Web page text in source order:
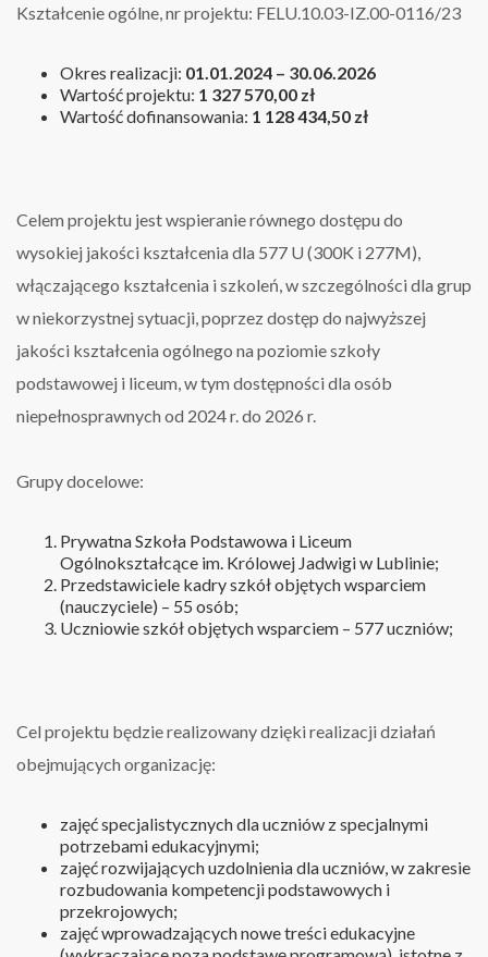
Kształcenie ogólne, nr projektu: FELU.10.03-IZ.00-0116/23
Okres realizacji: 01.01.2024 – 30.06.2026
Wartość projektu: 1 327 570,00 zł
Wartość dofinansowania: 1 128 434,50 zł
Celem projektu jest wspieranie równego dostępu do
wysokiej jakości kształcenia dla 577 U (300K i 277M),
włączającego kształcenia i szkoleń, w szczególności dla grup
w niekorzystnej sytuacji, poprzez dostęp do najwyższej
jakości kształcenia ogólnego na poziomie szkoły
podstawowej i liceum, w tym dostępności dla osób
niepełnosprawnych od 2024 r. do 2026 r.
Grupy docelowe:
Prywatna Szkoła Podstawowa i Liceum
Ogólnokształcące im. Królowej Jadwigi w Lublinie;
Przedstawiciele kadry szkół objętych wsparciem
(nauczyciele) – 55 osób;
Uczniowie szkół objętych wsparciem – 577 uczniów;
Cel projektu będzie realizowany dzięki realizacji działań
obejmujących organizację:
zajęć specjalistycznych dla uczniów z specjalnymi
potrzebami edukacyjnymi;
zajęć rozwijających uzdolnienia dla uczniów, w zakresie
rozbudowania kompetencji podstawowych i
przekrojowych;
zajęć wprowadzających nowe treści edukacyjne